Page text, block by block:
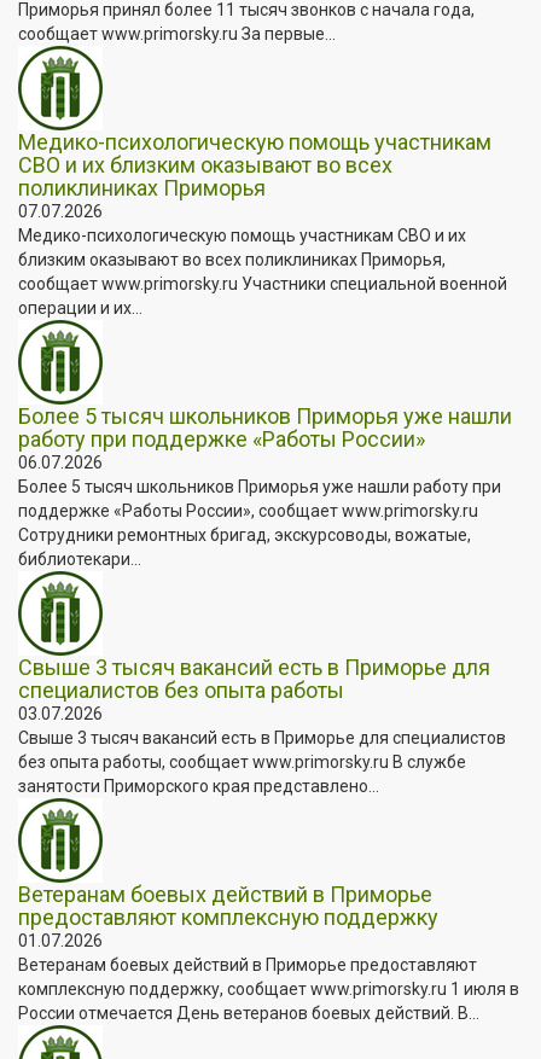
Приморья принял более 11 тысяч звонков с начала года,
сообщает www.primorsky.ru За первые...
Медико-психологическую помощь участникам
СВО и их близким оказывают во всех
поликлиниках Приморья
07.07.2026
Медико-психологическую помощь участникам СВО и их
близким оказывают во всех поликлиниках Приморья,
сообщает www.primorsky.ru Участники специальной военной
операции и их...
Более 5 тысяч школьников Приморья уже нашли
работу при поддержке «Работы России»
06.07.2026
Более 5 тысяч школьников Приморья уже нашли работу при
поддержке «Работы России», сообщает www.primorsky.ru
Сотрудники ремонтных бригад, экскурсоводы, вожатые,
библиотекари...
Свыше 3 тысяч вакансий есть в Приморье для
специалистов без опыта работы
03.07.2026
Свыше 3 тысяч вакансий есть в Приморье для специалистов
без опыта работы, сообщает www.primorsky.ru В службе
занятости Приморского края представлено...
Ветеранам боевых действий в Приморье
предоставляют комплексную поддержку
01.07.2026
Ветеранам боевых действий в Приморье предоставляют
комплексную поддержку, сообщает www.primorsky.ru 1 июля в
России отмечается День ветеранов боевых действий. В...